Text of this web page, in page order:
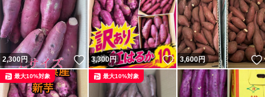
または事務局へご連絡ください。出品者側ではすべての保
証対応はいたしかねます。
★生鮮品のため、発送後の返品・返金・キャンセルはお受
けできませんので、あらかじめご了承ください。
2,300円 いいね！
3,300円 いいね！
3,600円
最大10%対象 最大10%対象